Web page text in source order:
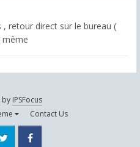
retour direct sur le bureau (
même
by IPSFocus
Contact Us
Twitter